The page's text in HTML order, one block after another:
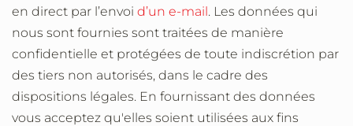
en direct par l’envoi d’un e-mail. Les données qui
nous sont fournies sont traitées de manière
confidentielle et protégées de toute indiscrétion par
des tiers non autorisés, dans le cadre des
dispositions légales. En fournissant des données
vous acceptez qu'elles soient utilisées aux fins